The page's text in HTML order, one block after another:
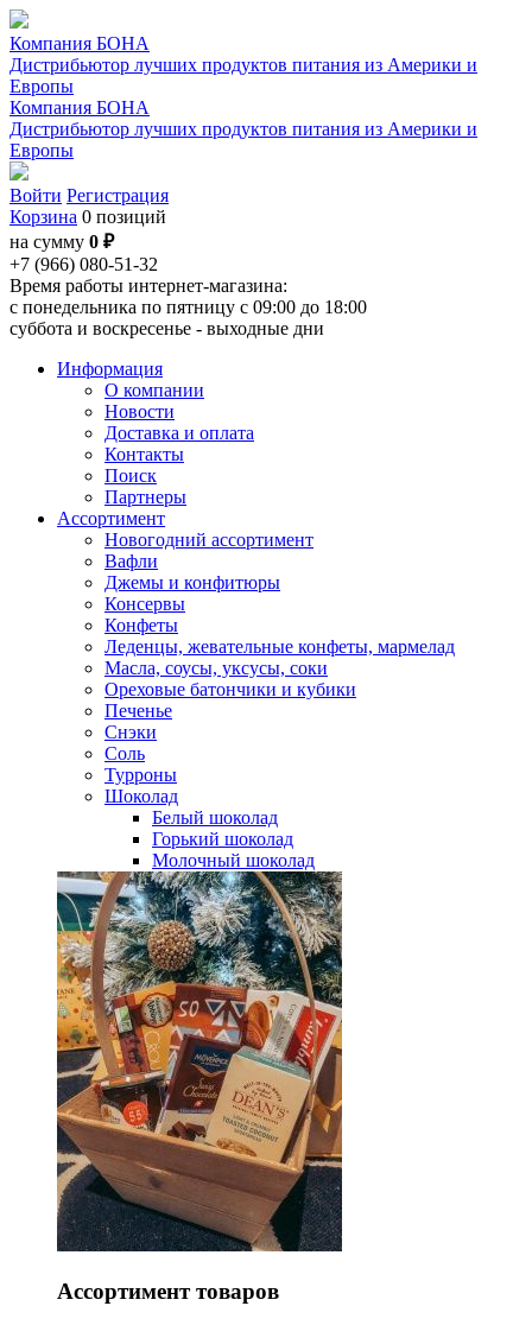
Компания БОНА
Дистрибьютор лучших продуктов питания из Америки и
Европы
Компания БОНА
Дистрибьютор лучших продуктов питания из Америки и
Европы
Войти Регистрация
Корзина 0 позиций
на сумму 0 ₽
+7 (966) 080-51-32
Время работы интернет-магазина:
с понедельника по пятницу с 09:00 до 18:00
суббота и воскресенье - выходные дни
Информация
О компании
Новости
Доставка и оплата
Контакты
Поиск
Партнеры
Ассортимент
Новогодний ассортимент
Вафли
Джемы и конфитюры
Консервы
Конфеты
Леденцы, жевательные конфеты, мармелад
Масла, соусы, уксусы, соки
Ореховые батончики и кубики
Печенье
Снэки
Соль
Турроны
Шоколад
Белый шоколад
Горький шоколад
Молочный шоколад
Ассортимент товаров